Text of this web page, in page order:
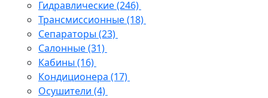
Гидравлические(246)
Трансмиссионные(18)
Сепараторы (23)
Салонные(31)
Кабины (16)
Кондиционера (17)
Осушители (4)